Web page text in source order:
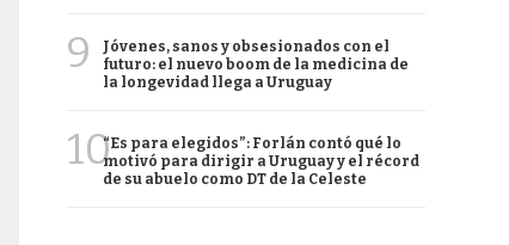
9
Jóvenes, sanos y obsesionados con el
futuro: el nuevo boom de la medicina de
la longevidad llega a Uruguay
10“Es para elegidos”: Forlán contó qué lo
motivó para dirigir a Uruguay y el récord
de su abuelo como DT de la Celeste